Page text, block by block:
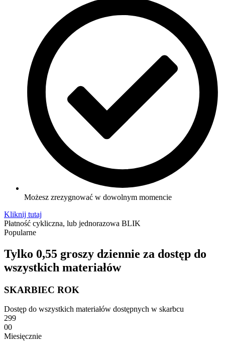
Możesz zrezygnować w dowolnym momencie
Kliknij tutaj
Płatność cykliczna, lub jednorazowa BLIK
Popularne
Tylko 0,55 groszy dziennie za dostęp do
wszystkich materiałów
SKARBIEC ROK
Dostęp do wszystkich materiałów dostępnych w skarbcu
299
00
Miesięcznie